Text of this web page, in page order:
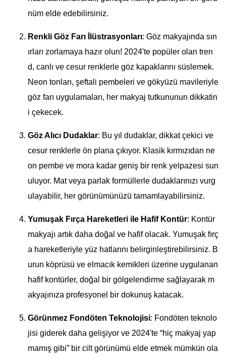
nüm elde edebilirsiniz.
Renkli Göz Farı İlüstrasyonları: Göz makyajında sın
ırları zorlamaya hazır olun! 2024'te popüler olan tren
d, canlı ve cesur renklerle göz kapaklarını süslemek.
Neon tonları, şeftali pembeleri ve gökyüzü mavileriyle
göz farı uygulamaları, her makyaj tutkununun dikkatin
i çekecek.
Göz Alıcı Dudaklar: Bu yıl dudaklar, dikkat çekici ve
cesur renklerle ön plana çıkıyor. Klasik kırmızıdan ne
on pembe ve mora kadar geniş bir renk yelpazesi sun
uluyor. Mat veya parlak formüllerle dudaklarınızı vurg
ulayabilir, her görünümünüzü tamamlayabilirsiniz.
Yumuşak Fırça Hareketleri ile Hafif Kontür: Kontür
makyajı artık daha doğal ve hafif olacak. Yumuşak fırç
a hareketleriyle yüz hatlarını belirginleştirebilirsiniz. B
urun köprüsü ve elmacık kemikleri üzerine uygulanan
hafif kontürler, doğal bir gölgelendirme sağlayarak m
akyajınıza profesyonel bir dokunuş katacak.
Görünmez Fondöten Teknolojisi: Fondöten teknolo
jisi giderek daha gelişiyor ve 2024'te “hiç makyaj yap
mamış gibi” bir cilt görünümü elde etmek mümkün ola